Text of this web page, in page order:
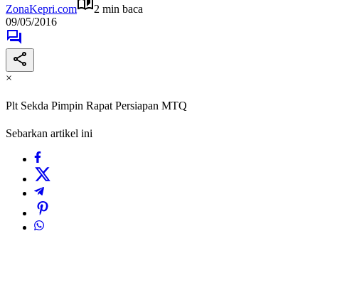
ZonaKepri.com
2 min baca
09/05/2016
×
Plt Sekda Pimpin Rapat Persiapan MTQ
Sebarkan artikel ini